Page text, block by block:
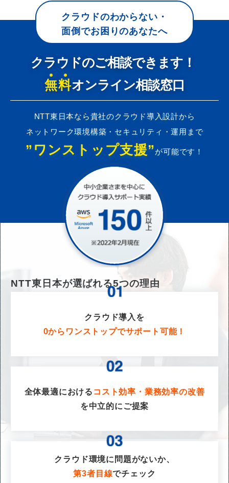
クラウドのわからない・
面倒でお困りのあなたへ
クラウドのご相談できます！
無料オンライン相談窓口
NTT東日本なら貴社のクラウド導入設計から
ネットワーク環境構築・セキュリティ・運用まで
”ワンストップ支援” が可能です！
NTT東日本が選ばれる5つの理由
クラウド導入を
0からワンストップでサポート可能！
全体最適における コスト効率・業務効率の改善
を中立的にご提案
クラウド環境に問題がないか、
第3者目線でチェック